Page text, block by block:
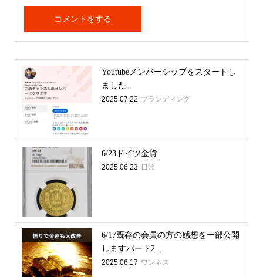
Youtubeメンバーシップをスタートし
ました。
2025.07.22 ブランディング
6/23ドイツ金貨
2025.06.23 日常
6/17既存の会員の方の感想を一部公開
しますパート2...
2025.06.17 ワンネス